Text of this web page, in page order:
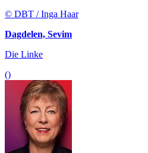
© DBT / Inga Haar
Dagdelen, Sevim
Die Linke
()